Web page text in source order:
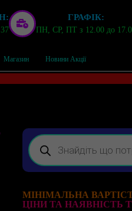
ГРАФІК:
ПН, СР, ПТ з 12.00 до
Магазин Новини Акції
МІНІМАЛЬНА
ЦІНИ ТА НАЯВНІСТЬ